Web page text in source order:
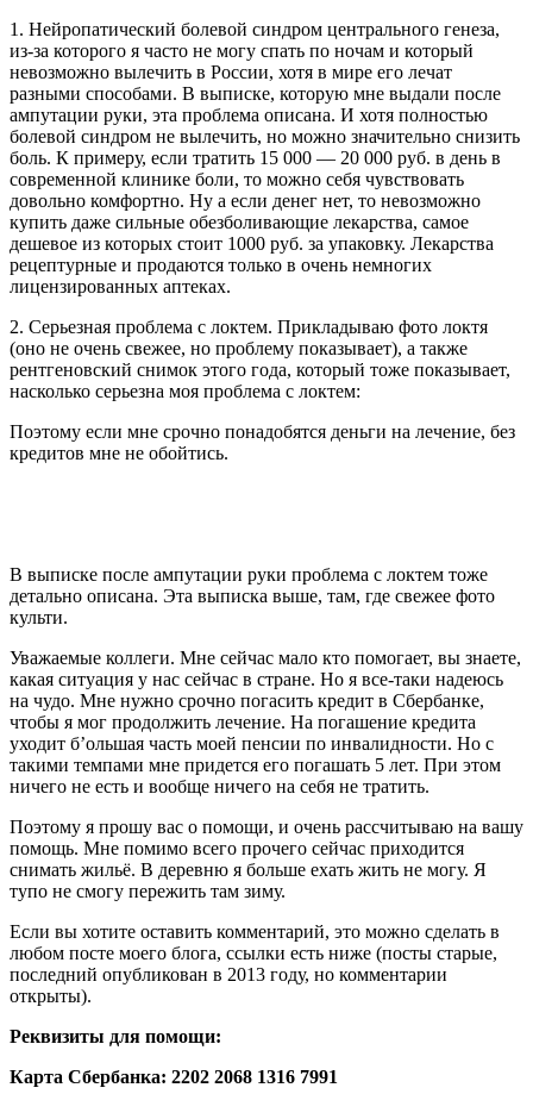
1. Нейропатический болевой синдром центрального генеза,
из-за которого я часто не могу спать по ночам и который
невозможно вылечить в России, хотя в мире его лечат
разными способами. В выписке, которую мне выдали после
ампутации руки, эта проблема описана. И хотя полностью
болевой синдром не вылечить, но можно значительно снизить
боль. К примеру, если тратить 15 000 — 20 000 руб. в день в
современной клинике боли, то можно себя чувствовать
довольно комфортно. Ну а если денег нет, то невозможно
купить даже сильные обезболивающие лекарства, самое
дешевое из которых стоит 1000 руб. за упаковку. Лекарства
рецептурные и продаются только в очень немногих
лицензированных аптеках.
2. Серьезная проблема с локтем. Прикладываю фото локтя
(оно не очень свежее, но проблему показывает), а также
рентгеновский снимок этого года, который тоже показывает,
насколько серьезна моя проблема с локтем:
Поэтому если мне срочно понадобятся деньги на лечение, без
кредитов мне не обойтись.
В выписке после ампутации руки проблема с локтем тоже
детально описана. Эта выписка выше, там, где свежее фото
культи.
Уважаемые коллеги. Мне сейчас мало кто помогает, вы знаете,
какая ситуация у нас сейчас в стране. Но я все-таки надеюсь
на чудо. Мне нужно срочно погасить кредит в Сбербанке,
чтобы я мог продолжить лечение. На погашение кредита
уходит б’ольшая часть моей пенсии по инвалидности. Но с
такими темпами мне придется его погашать 5 лет. При этом
ничего не есть и вообще ничего на себя не тратить.
Поэтому я прошу вас о помощи, и очень рассчитываю на вашу
помощь. Мне помимо всего прочего сейчас приходится
снимать жильё. В деревню я больше ехать жить не могу. Я
тупо не смогу пережить там зиму.
Если вы хотите оставить комментарий, это можно сделать в
любом посте моего блога, ссылки есть ниже (посты старые,
последний опубликован в 2013 году, но комментарии
открыты).
Реквизиты для помощи:
Карта Сбербанка: 2202 2068 1316 7991